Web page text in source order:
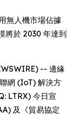
無人機市場佔據
將於 2030 年達到
-- 邊緣
網 (IoT) 解決方
LTRX) 今日宣
及《貿易協定